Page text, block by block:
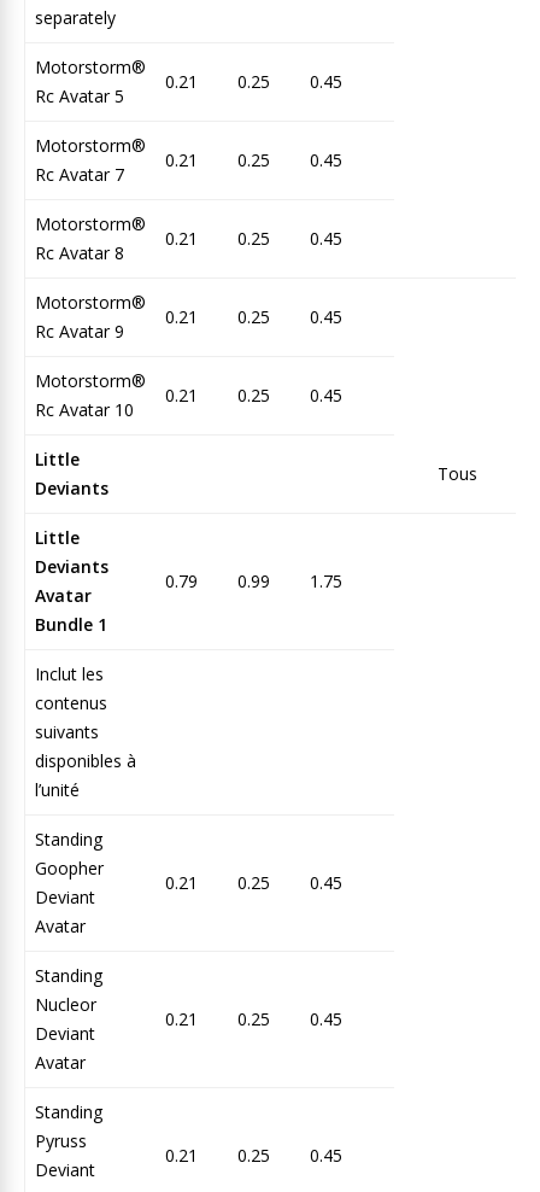
separately
Motorstorm®
Rc Avatar 5
0.21 0.25 0.45
Motorstorm®
Rc Avatar 7
0.21 0.25 0.45
Motorstorm®
Rc Avatar 8
0.21 0.25 0.45
Motorstorm®
Rc Avatar 9
0.21 0.25 0.45
Motorstorm®
Rc Avatar 10
0.21 0.25 0.45
Little
Deviants
Tous
Little
Deviants
Avatar
Bundle 1
0.79 0.99 1.75
Inclut les
contenus
suivants
disponibles à
l’unité
Standing
Goopher
Deviant
Avatar
0.21 0.25 0.45
Standing
Nucleor
Deviant
Avatar
0.21 0.25 0.45
Standing
Pyruss
Deviant
0.21 0.25 0.45